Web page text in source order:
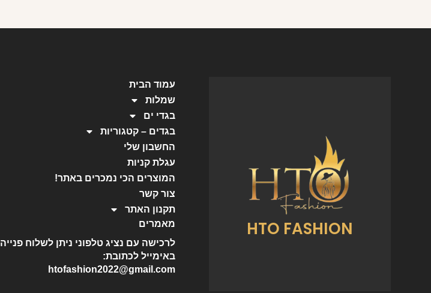
HTO FASHION
עמוד הבית
שמלות
בגדי ים
בגדים – קטגוריות
החשבון שלי
עגלת קניות
המוצרים הכי נמכרים באתר!
צור קשר
תקנון האתר
מאמרים
לרכישה עם נציג טלפוני ניתן לשלוח פנייה
באימייל לכתובת:
htofashion2022@gmail.com